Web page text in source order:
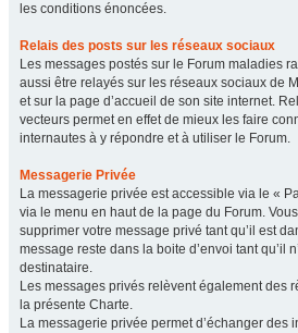
les conditions énoncées.
Relais des posts sur les réseaux sociaux
Les messages postés sur le Forum maladies
aussi être relayés sur les réseaux sociaux de
et sur la page d’accueil de son site internet.
vecteurs permet en effet de mieux les faire
internautes à y répondre et à utiliser le Forum.
Messagerie Privée
La messagerie privée est accessible via le «
via le menu en haut de la page du Forum.
supprimer votre message privé tant qu’il est
message reste dans la boite d’envoi tant qu’il
destinataire.
Les messages privés relèvent également des
la présente Charte.
La messagerie privée permet d’échanger des